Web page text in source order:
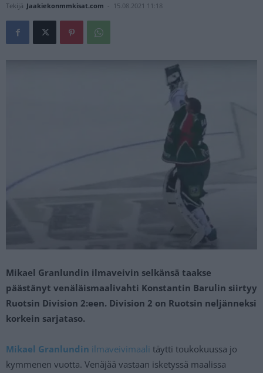
Tekijä Jaakiekonmmkisat.com - 15.08.2021 11:18
Mikael Granlundin ilmaveivin selkänsä taakse
päästänyt venäläismaalivahti Konstantin Barulin siirtyy
Ruotsin Division 2:een. Division 2 on Ruotsin neljänneksi
korkein sarjataso.
Mikael Granlundin ilmaveivimaali täytti toukokuussa jo
kymmenen vuotta. Venäjää vastaan isketyssä maalissa